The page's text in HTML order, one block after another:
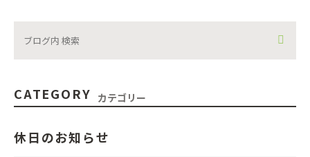
CATEGORY カテゴリー
休日のお知らせ